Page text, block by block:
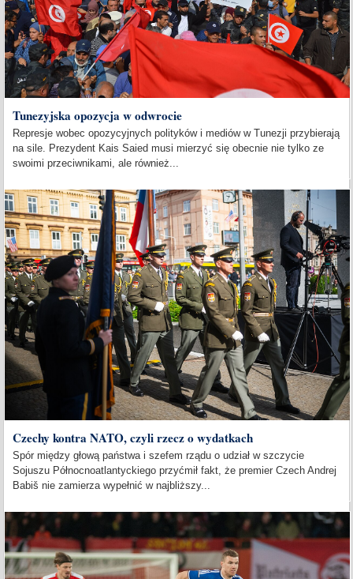
Tunezyjska opozycja w odwrocie
Represje wobec opozycyjnych polityków i mediów w Tunezji przybierają
na sile. Prezydent Kais Saied musi mierzyć się obecnie nie tylko ze
swoimi przeciwnikami, ale również...
Czechy kontra NATO, czyli rzecz o wydatkach
Spór między głową państwa i szefem rządu o udział w szczycie
Sojuszu Północnoatlantyckiego przyćmił fakt, że premier Czech Andrej
Babiš nie zamierza wypełnić w najbliższy...